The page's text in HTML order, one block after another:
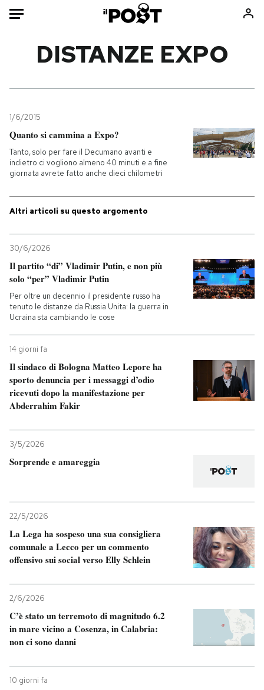
Mondo
Politica
Tecnologia
Internet
Sport
Consumismi
Storie/Idee
Ok Boomer!
Mondiali calcio 2026
I MIEI PREFERITI
SHOP
CALENDARIO
DISTANZE EXPO
1/6/2015
Quanto si cammina a Expo?
Tanto, solo per fare il Decumano avanti e
indietro ci vogliono almeno 40 minuti e a fine
giornata avrete fatto anche dieci chilometri
Altri articoli su questo argomento
30/6/2026
Il partito “di” Vladimir Putin, e non più
solo “per” Vladimir Putin
Per oltre un decennio il presidente russo ha
tenuto le distanze da Russia Unita: la guerra in
Ucraina sta cambiando le cose
14 giorni fa
Il sindaco di Bologna Matteo Lepore ha
sporto denuncia per i messaggi d’odio
ricevuti dopo la manifestazione per
Abderrahim Fakir
3/5/2026
Sorprende e amareggia
22/5/2026
La Lega ha sospeso una sua consigliera
comunale a Lecco per un commento
offensivo sui social verso Elly Schlein
2/6/2026
C’è stato un terremoto di magnitudo 6.2
in mare vicino a Cosenza, in Calabria:
non ci sono danni
10 giorni fa